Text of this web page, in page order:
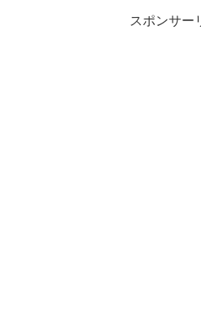
スポンサー